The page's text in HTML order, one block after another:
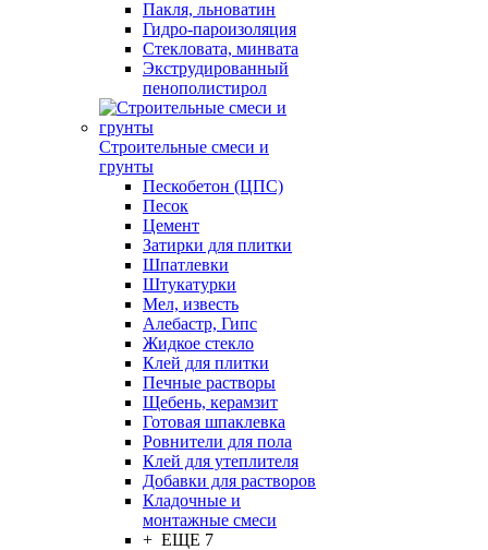
Пакля, льноватин
Гидро-пароизоляция
Стекловата, минвата
Экструдированный
пенополистирол
Строительные смеси и
грунты
Пескобетон (ЦПС)
Песок
Цемент
Затирки для плитки
Шпатлевки
Штукатурки
Мел, известь
Алебастр, Гипс
Жидкое стекло
Клей для плитки
Печные растворы
Щебень, керамзит
Готовая шпаклевка
Ровнители для пола
Клей для утеплителя
Добавки для растворов
Кладочные и
монтажные смеси
+ ЕЩЕ 7